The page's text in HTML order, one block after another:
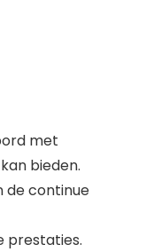
met
bieden.
de continue
prestaties.